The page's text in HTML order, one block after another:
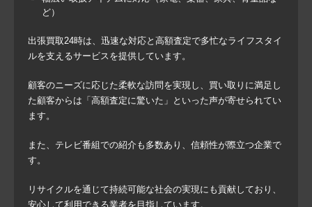
ど）
出張買取24時は、迅速な対応と高額査定で多忙なライフスタイ
ルを支えるサービスを提供しています。
顧客のニーズに応じた柔軟な訪問を実現し、買い取りに満足し
た顧客からは「高額査定に驚いた」といった声が寄せられてい
ます。
また、テレビ番組での紹介も多数あり、信頼性が際立つ企業で
す。
リサイクルを通じて持続可能な社会の実現にも貢献しており、
安心して利用できる業者を目指しています。